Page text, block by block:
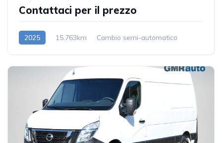
Contattaci per il prezzo
2025 15.763km
Cambio semi-automatico